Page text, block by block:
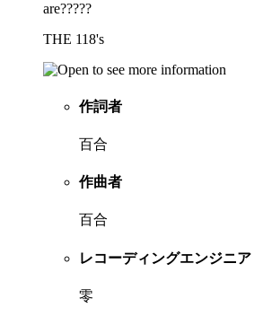
are?????
THE 118's
作詞者
百合
作曲者
百合
レコーディングエンジニア
零